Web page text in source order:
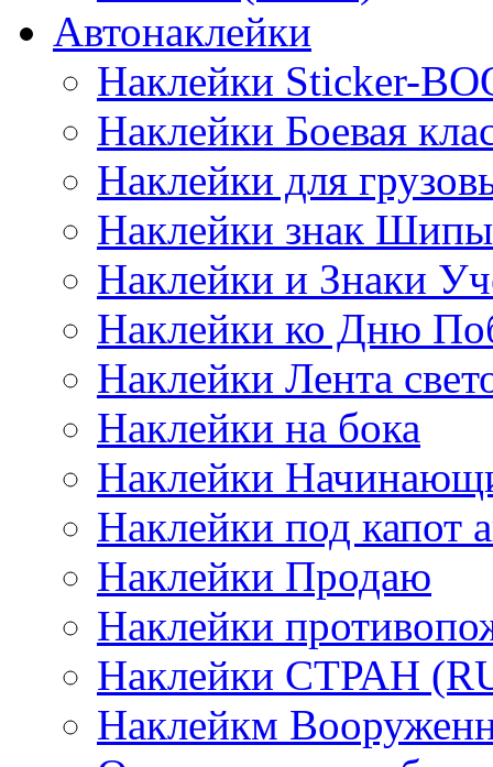
Автонаклейки
Наклейки Sticker-
Наклейки Боевая
Наклейки для
Наклейки знак Шипы
Наклейки и Знаки
Наклейки ко Дню
Наклейки Лента
Наклейки на бока
Наклейки
Наклейки под капот
Наклейки Продаю
Наклейки
Наклейки СТРАН
Наклейкм